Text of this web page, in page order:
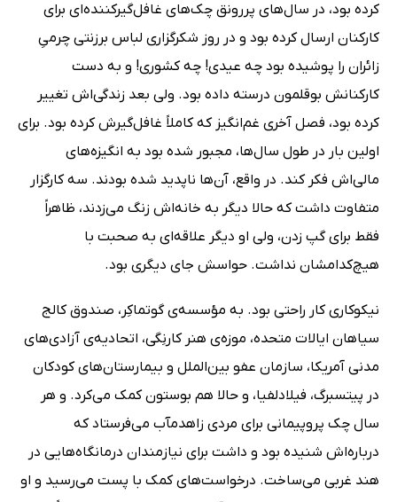
کرده بود، در سال‌های پررونق چک‌های غافل‌گیرکننده‌ای برای
کارکنان ارسال کرده بود و در روز شکرگزاری لباس برزنتی چرمیِ
زائران را پوشیده بود چه عیدی! چه کشوری! و به دست
کارکنانش بوقلمون درسته داده بود. ولی بعد زندگی‌اش تغییر
کرده بود، فصل آخری غم‌انگیز که کاملاً غافل‌گیرش کرده بود. برای
اولین بار در طول سال‌ها، مجبور شده بود به انگیزه‌های
مالی‌اش فکر کند. در واقع، آن‌ها ناپدید شده بودند. سه کارگزار
متفاوت داشت که حالا دیگر به خانه‌اش زنگ می‌زدند، ظاهراً
فقط برای گپ زدن، ولی او دیگر علاقه‌ای به صحبت با
هیچ‌کدامشان نداشت. حواسش جای دیگری بود.
نیکوکاری کار راحتی بود. به مؤسسه‌ی گوتماکِر، صندوق کالج
سیاهان ایالات متحده، موزه‌ی هنر کارنِگی، اتحادیه‌ی آزادی‌های
مدنی آمریکا، سازمان عفو بین‌الملل و بیمارستان‌های کودکان
در پیتسبرگ، فیلادلفیا، و حالا هم بوستون کمک می‌کرد. و هر
سال چک پر‌و‌پیمانی برای مردی زاهدمآب می‌فرستاد که
درباره‌اش شنیده بود و داشت برای نیازمندان درمانگاه‌هایی در
هند غربی می‌ساخت. درخواست‌های کمک با پست می‌رسید و او